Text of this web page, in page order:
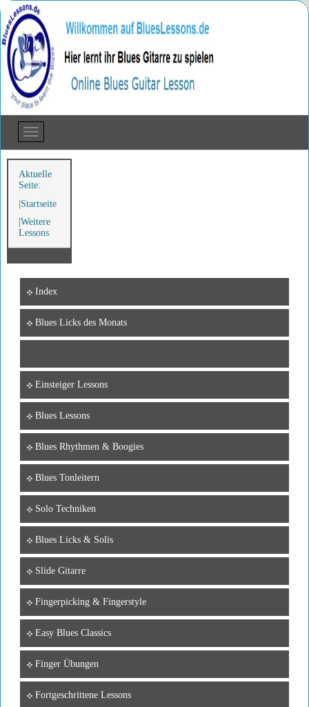
Aktuelle
Seite:
Startseite
Weitere
Lessons
Index
Blues Licks des Monats
Einsteiger Lessons
Blues Lessons
Blues Rhythmen & Boogies
Blues Tonleitern
Solo Techniken
Blues Licks & Solis
Slide Gitarre
Fingerpicking & Fingerstyle
Easy Blues Classics
Finger Übungen
Fortgeschrittene Lessons